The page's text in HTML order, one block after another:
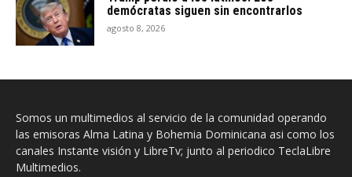
demócratas siguen sin encontrarlos
agosto 8, 2026
Somos un multimedios al servicio de la comunidad operando
las emisoras Alma Latina y Bohemia Dominicana asi como los
canales Instante visión y LibreTv; junto al periodico TeclaLibre
Multimedios.